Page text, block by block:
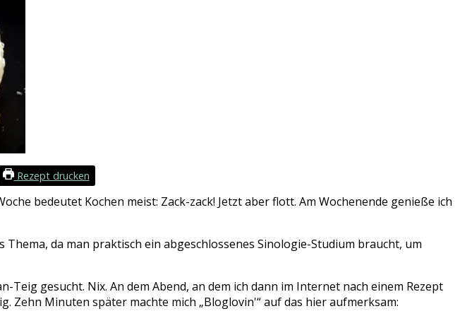
Rezept drucken
bedeutet Kochen meist: Zack-zack! Jetzt aber flott. Am Wochenende genieße ich
da man praktisch ein abgeschlossenes Sinologie-Studium braucht, um
gesucht. Nix. An dem Abend, an dem ich dann im Internet nach einem Rezept
Zehn Minuten später machte mich „Bloglovin'“ auf das hier aufmerksam: